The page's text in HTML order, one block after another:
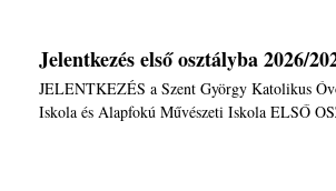
Jelentkezés első osztályba 2026/
JELENTKEZÉS a Szent György Katolikus
Iskola és Alapfokú Művészeti Iskola ELSŐ